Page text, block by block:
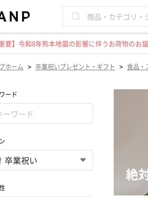
重要】令和8年熊本地震の影響に伴うお荷物のお
ホーム > 卒業祝いプレゼント・ギフト > 食品・
ード
絶